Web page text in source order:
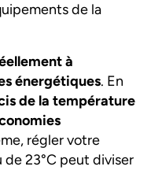
de la
à
énergétiques. En
de la température
régler votre
de 23°C peut diviser